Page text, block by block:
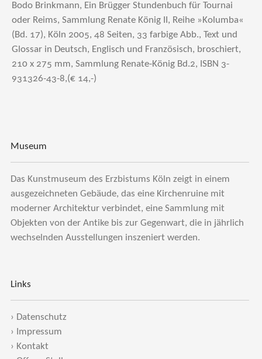
Bodo Brinkmann, Ein Brügger Stundenbuch für Tournai
oder Reims, Sammlung Renate König II, Reihe »Kolumba«
(Bd. 17), Köln 2005, 48 Seiten, 33 farbige Abb., Text und
Glossar in Deutsch, Englisch und Französisch, broschiert,
210 x 275 mm, Sammlung Renate-König Bd.2, ISBN 3-
931326-43-8,(€ 14,-)
Museum
Das Kunstmuseum des Erzbistums Köln zeigt in einem
ausgezeichneten Gebäude, das eine Kirchenruine mit
moderner Architektur verbindet, eine Sammlung mit
Objekten von der Antike bis zur Gegenwart, die in jährlich
wechselnden Ausstellungen inszeniert werden.
Links
› Datenschutz
›
Impressum
› Kontakt